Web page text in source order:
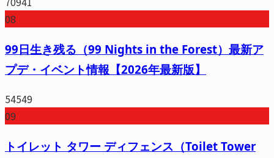
08
99日生き残る（99 Nights in the Forest）最新ア
プデ・イベント情報【2026年最新版】
54549
09
トイレット タワー ディフェンス（Toilet Tower